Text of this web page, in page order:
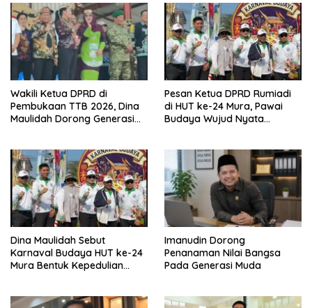
Wakili Ketua DPRD di
Pembukaan TTB 2026, Dina
Maulidah Dorong Generasi
Pesan Ketua DPRD Rumiadi
di HUT ke-24 Mura, Pawai
Budaya Wujud Nyata
Dina Maulidah Sebut
Karnaval Budaya HUT ke-24
Mura Bentuk Kepedulian
Imanudin Dorong
Penanaman Nilai Bangsa
Pada Generasi Muda